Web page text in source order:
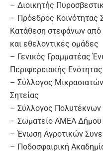
– Διοικητής
– Πρόεδρος Κοινότητας
Κατάθεση στεφάνων από
και εθελοντικές ομάδες
– Γενικός Γραμματέας
Περιφερειακής
– Σύλλογος
Σητείας
– Σύλλογος Πολυτέκνων
– Σωματείο ΑΜΕΑ Δήμου
– Ένωση Αγροτικών
– Ποδοσφαιρική